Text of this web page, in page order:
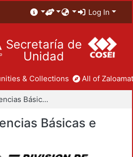
Log In
Secretaría de
Unidad
& Collections All of
División de Ciencias Básicas e Ingeniería
Básicas e